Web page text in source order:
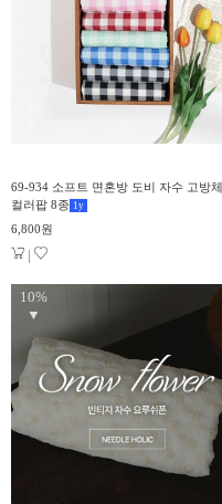
69-934 소프트 면혼방 도비 자수 고방
컬러팝 8종 1 y
6,800원
|
10%
▼